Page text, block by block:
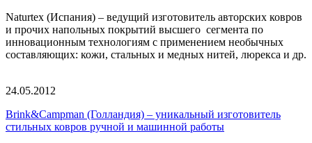
Naturtex (Испания) – ведущий изготовитель авторских ковров
и прочих напольных покрытий высшего сегмента по
инновационным технологиям с применением необычных
составляющих: кожи, стальных и медных нитей, люрекса и др.
24.05.2012
Brink&Campman (Голландия) – уникальный изготовитель
стильных ковров ручной и машинной работы